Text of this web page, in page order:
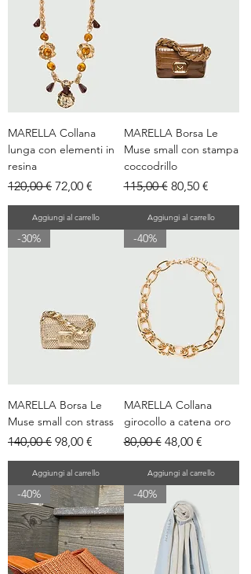
MARELLA Collana
lunga con elementi in
resina
Prezzo regolare
120,00 € Prezzo scontato
72,00 €
Aggiungi al carrello
MARELLA Borsa Le
Muse small con stampa
coccodrillo
Prezzo regolare
115,00 € Prezzo scontato
80,50 €
Aggiungi al carrello
-30%
MARELLA Borsa Le
Muse small con strass
Prezzo regolare
140,00 € Prezzo scontato
98,00 €
Aggiungi al carrello
-40%
MARELLA Collana
girocollo a catena oro
Prezzo regolare
80,00 € Prezzo scontato
48,00 €
Aggiungi al carrello
-40% -40%